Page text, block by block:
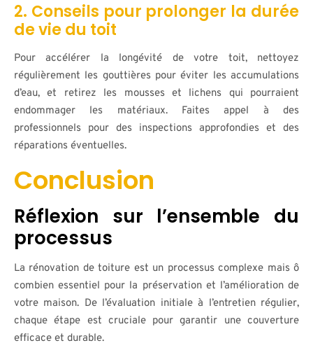
2. Conseils pour prolonger la durée
de vie du toit
Pour accélérer la longévité de votre toit, nettoyez
régulièrement les gouttières pour éviter les accumulations
d’eau, et retirez les mousses et lichens qui pourraient
endommager les matériaux. Faites appel à des
professionnels pour des inspections approfondies et des
réparations éventuelles.
Conclusion
Réflexion sur l’ensemble du
processus
La rénovation de toiture est un processus complexe mais ô
combien essentiel pour la préservation et l’amélioration de
votre maison. De l’évaluation initiale à l’entretien régulier,
chaque étape est cruciale pour garantir une couverture
efficace et durable.